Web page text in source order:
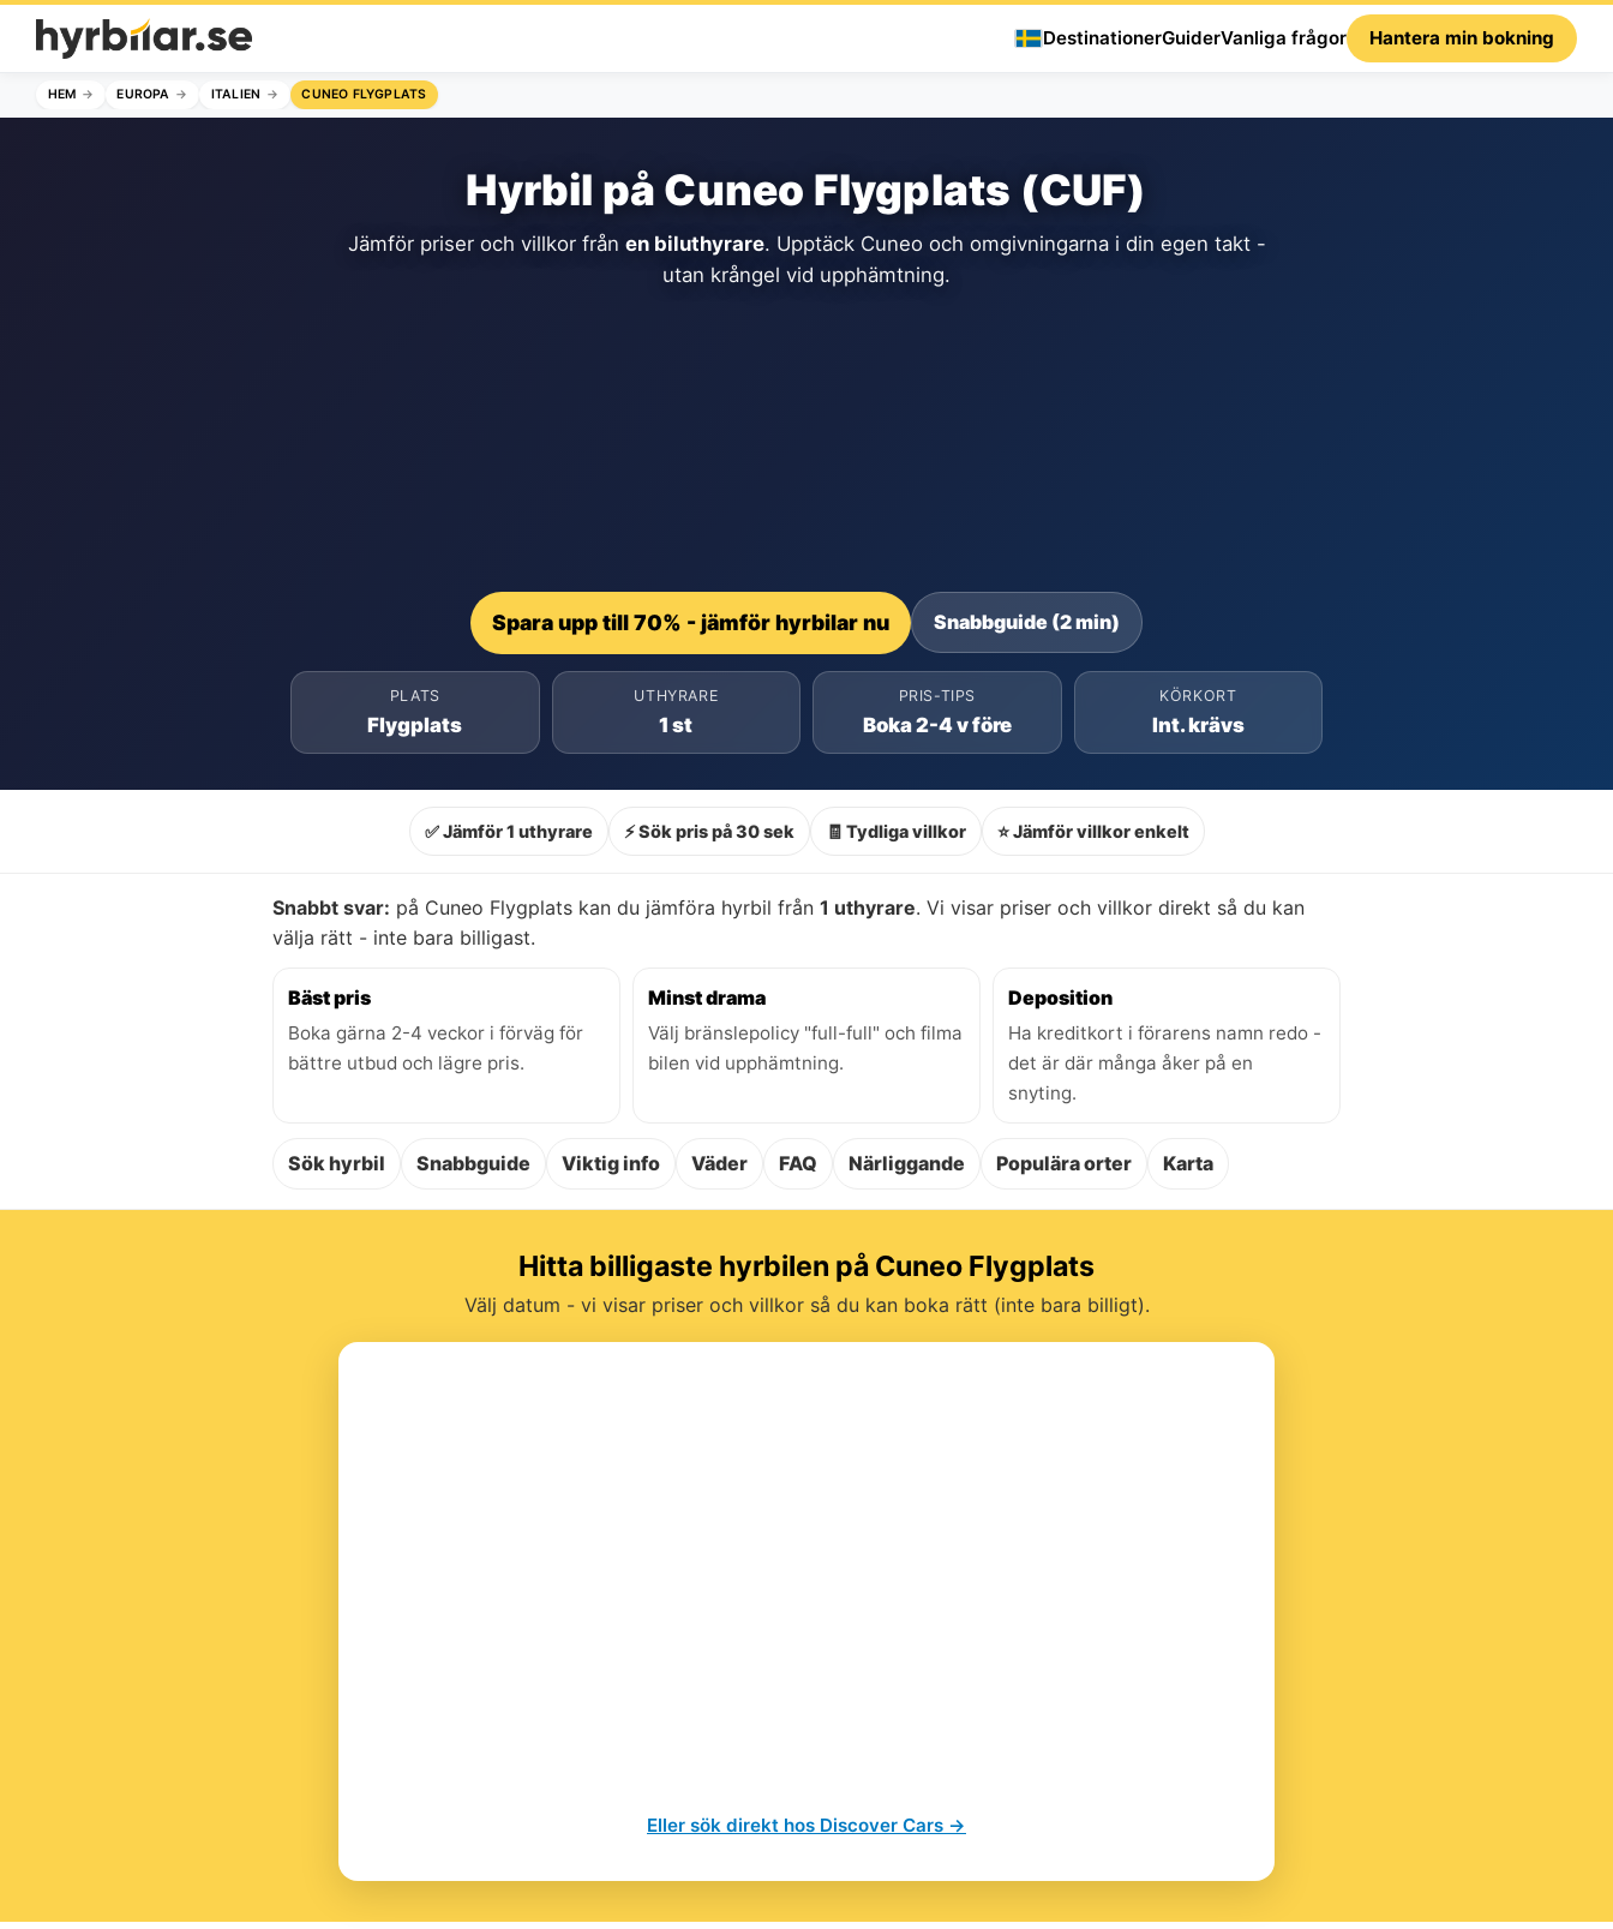
DestinationerGuiderVanliga frågor Hantera min bokning
HEM EUROPA ITALIEN CUNEO FLYGPLATS
Hyrbil på Cuneo Flygplats (CUF)
Jämför priser och villkor från en biluthyrare. Upptäck Cuneo och omgivningarna i din egen takt -
utan krångel vid upphämtning.
Spara upp till 70% - jämför hyrbilar nu Snabbguide (2 min)
PLATS
Flygplats
UTHYRARE
1 st
PRIS-TIPS
Boka 2-4 v före
KÖRKORT
Int. krävs
✅ Jämför 1 uthyrare ⚡ Sök pris på 30 sek 🧾 Tydliga villkor ⭐ Jämför villkor enkelt
Snabbt svar: på Cuneo Flygplats kan du jämföra hyrbil från 1 uthyrare. Vi visar priser och villkor direkt så du kan
välja rätt - inte bara billigast.
Bäst pris
Boka gärna 2-4 veckor i förväg för
bättre utbud och lägre pris.
Minst drama
Välj bränslepolicy "full-full" och filma
bilen vid upphämtning.
Deposition
Ha kreditkort i förarens namn redo -
det är där många åker på en
snyting.
Sök hyrbil Snabbguide Viktig info Väder FAQ Närliggande Populära orter Karta
Hitta billigaste hyrbilen på Cuneo Flygplats
Välj datum - vi visar priser och villkor så du kan boka rätt (inte bara billigt).
Eller sök direkt hos Discover Cars →